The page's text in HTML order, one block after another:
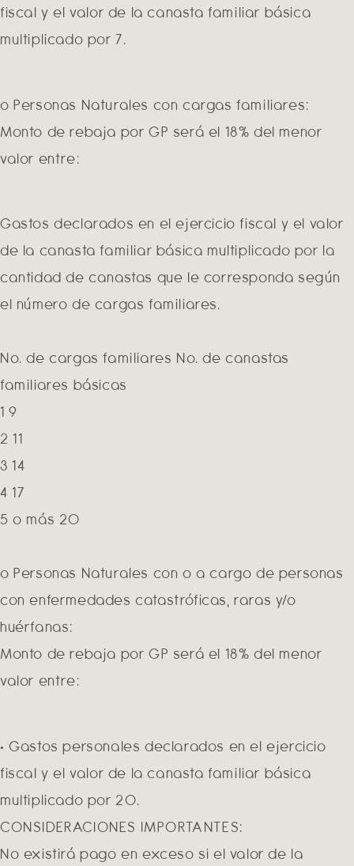
fiscal y el valor de la canasta familiar básica
multiplicado por 7.
o Personas Naturales con cargas familiares:
Monto de rebaja por GP será el 18% del menor
valor entre:
Gastos declarados en el ejercicio fiscal y el valor
de la canasta familiar básica multiplicado por la
cantidad de canastas que le corresponda según
el número de cargas familiares.
No. de cargas familiares No. de canastas
familiares básicas
1 9
2 11
3 14
4 17
5 o más 20
o Personas Naturales con o a cargo de personas
con enfermedades catastróficas, raras y/o
huérfanas:
Monto de rebaja por GP será el 18% del menor
valor entre:
• Gastos personales declarados en el ejercicio
fiscal y el valor de la canasta familiar básica
multiplicado por 20.
CONSIDERACIONES IMPORTANTES:
No existirá pago en exceso si el valor de la